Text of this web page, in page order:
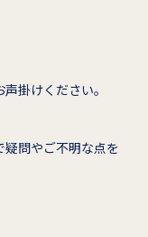
掛けください。
問やご不明な点を